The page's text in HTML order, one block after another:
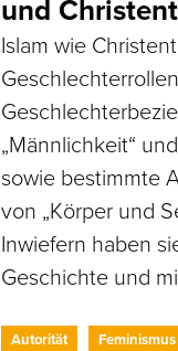
und
Islam wie
„Männlichkeit“
sowie bestimmte
von „Körper und
Inwiefern haben
Geschichte und
Autorität
Feminismus